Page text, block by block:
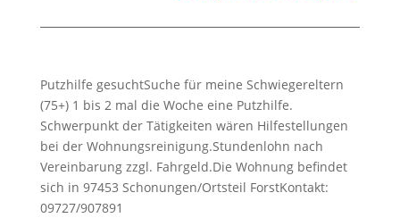
Putzhilfe gesuchtSuche für meine Schwiegereltern
(75+) 1 bis 2 mal die Woche eine Putzhilfe.
Schwerpunkt der Tätigkeiten wären Hilfestellungen
bei der Wohnungsreinigung.Stundenlohn nach
Vereinbarung zzgl. Fahrgeld.Die Wohnung befindet
sich in 97453 Schonungen/Ortsteil ForstKontakt:
09727/907891